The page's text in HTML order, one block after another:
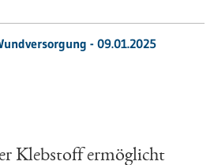
- 09.01.2025
Klebstoff ermöglicht